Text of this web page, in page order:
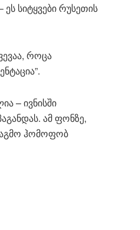
სიტყვები რუსეთის
როცა
– ივნისში
ამ ფონზე,
ჰომოფობ